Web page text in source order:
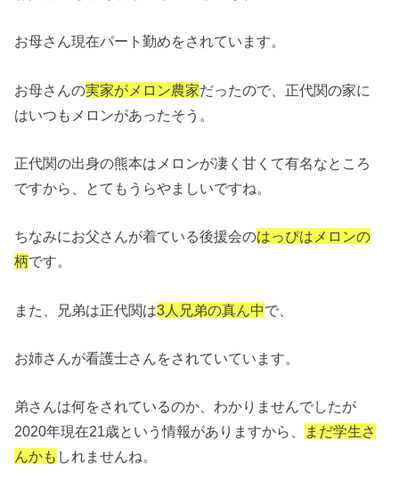
お母さん現在パート勤めをされています。
お母さんの実家がメロン農家だったので、正代関の家に
はいつもメロンがあったそう。
正代関の出身の熊本はメロンが凄く甘くて有名なところ
ですから、とてもうらやましいですね。
ちなみにお父さんが着ている後援会のはっぴはメロンの
柄です。
また、兄弟は正代関は3人兄弟の真ん中で、
お姉さんが看護士さんをされていています。
弟さんは何をされているのか、わかりませんでしたが
2020年現在21歳という情報がありますから、
まだ学生さ
んかも しれませんね。